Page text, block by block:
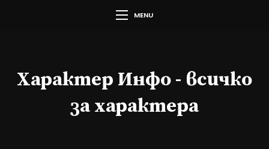
MENU
Характер Инфо - всичко
за характера